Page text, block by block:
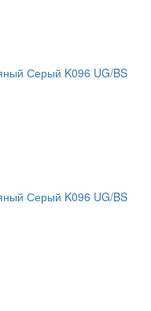
Серый K096 UG/BS
Серый K096 UG/BS